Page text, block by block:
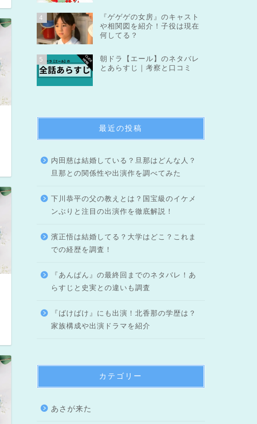
4
『ゲゲゲの女房』のキャスト
や相関図を紹介！子役は現在
何してる？
5
朝ドラ【エール】のネタバレ
とあらすじ｜考察と口コミ
最近の投稿
内田慈は結婚している？旦那はどんな人？
旦那との関係性や出演作を調べてみた
下川恭平の父の教えとは？国宝級のイケメ
ンぶりと注目の出演作を徹底解説！
濱正悟は結婚してる？大学はどこ？これま
での経歴を調査！
『あんぱん』の最終回までのネタバレ！あ
らすじと史実との違いも調査
『ばけばけ』にも出演！北香那の学歴は？
家族構成や出演ドラマを紹介
カテゴリー
あさが来た